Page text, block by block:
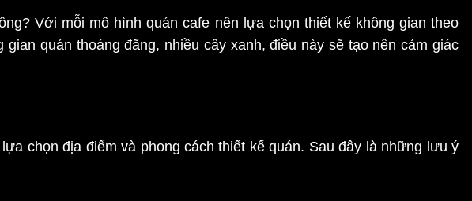
Với mỗi mô hình quán cafe nên lựa chọn thiết kế không gian theo
quán thoáng đãng, nhiều cây xanh, điều này sẽ tạo nên cảm giác
chọn địa điểm và phong cách thiết kế quán. Sau đây là những lưu ý